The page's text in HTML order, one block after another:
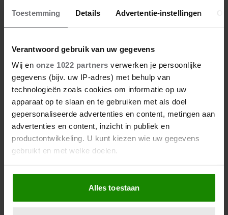
Toestemming Details Advertentie-instellingen
Verantwoord gebruik van uw gegevens
Wij en onze 1022 partners verwerken je persoonlijke
gegevens (bijv. uw IP-adres) met behulp van
technologieën zoals cookies om informatie op uw
apparaat op te slaan en te gebruiken met als doel
gepersonaliseerde advertenties en content, metingen aan
advertenties en content, inzicht in publiek en
productontwikkeling. U kunt kiezen wie uw gegevens
gebruikt en met welke doelen.
Als u het toestaat, willen we ook graag:
Informatie verzamelen over uw geografische
locatie, die tot een paar meter nauwkeurig kan zijn
Alles toestaan
DÍT IS DE BESTE VRIEND VAN
CARLO BOSZHARD